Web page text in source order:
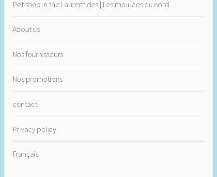
Pet shop in the Laurentides | Les moulées du nord
About us
Nos fournisseurs
Nos promotions
contact
Privacy policy
Français